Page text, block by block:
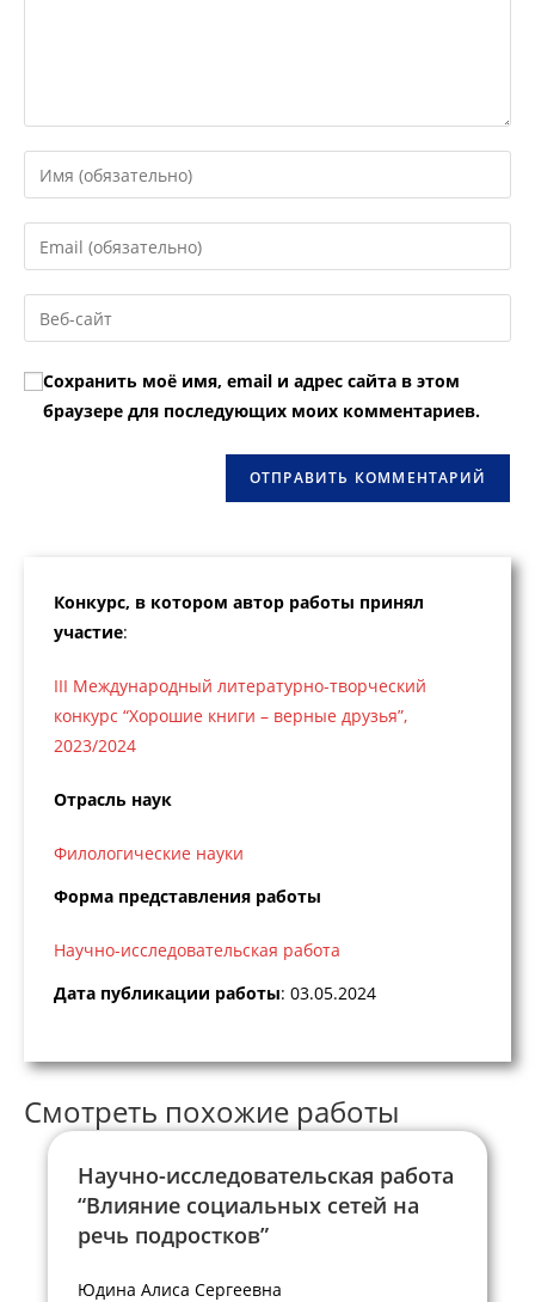
Введите
свое
имя
или
пользователя,
чтобы
прокомментировать
Введите
свой
email-
адрес,
прокомментировать
Введите
URL
вашего
веб-
сайта
Сохранить моё имя, email и адрес сайта в этом
браузере для последующих моих комментариев.
Конкурс, в котором автор работы принял
участие:
III Международный литературно-творческий
конкурс “Хорошие книги – верные друзья”,
2023/2024
Отрасль наук
Филологические науки
Форма представления работы
Научно-исследовательская работа
Дата публикации работы: 03.05.2024
Смотреть похожие работы
Научно-исследовательская работа
“Влияние социальных сетей на
речь подростков”
Юдина Алиса Сергеевна